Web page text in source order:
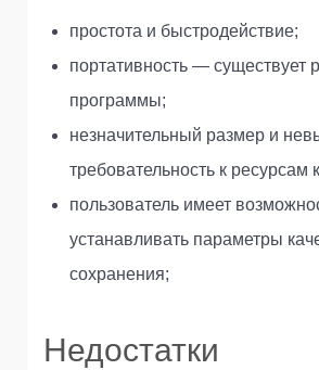
простота и быстродействие;
портативность — существует
программы;
незначительный размер и
требовательность к ресурсам
пользователь имеет
устанавливать параметры
сохранения;
Недостатки